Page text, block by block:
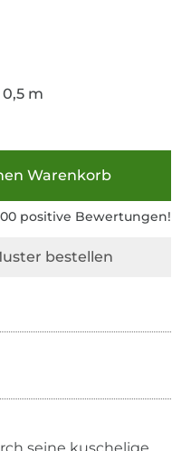
m
Warenkorb
positive Bewertungen!